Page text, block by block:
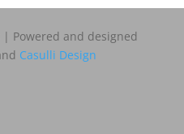
| Powered and designed
Casulli Design